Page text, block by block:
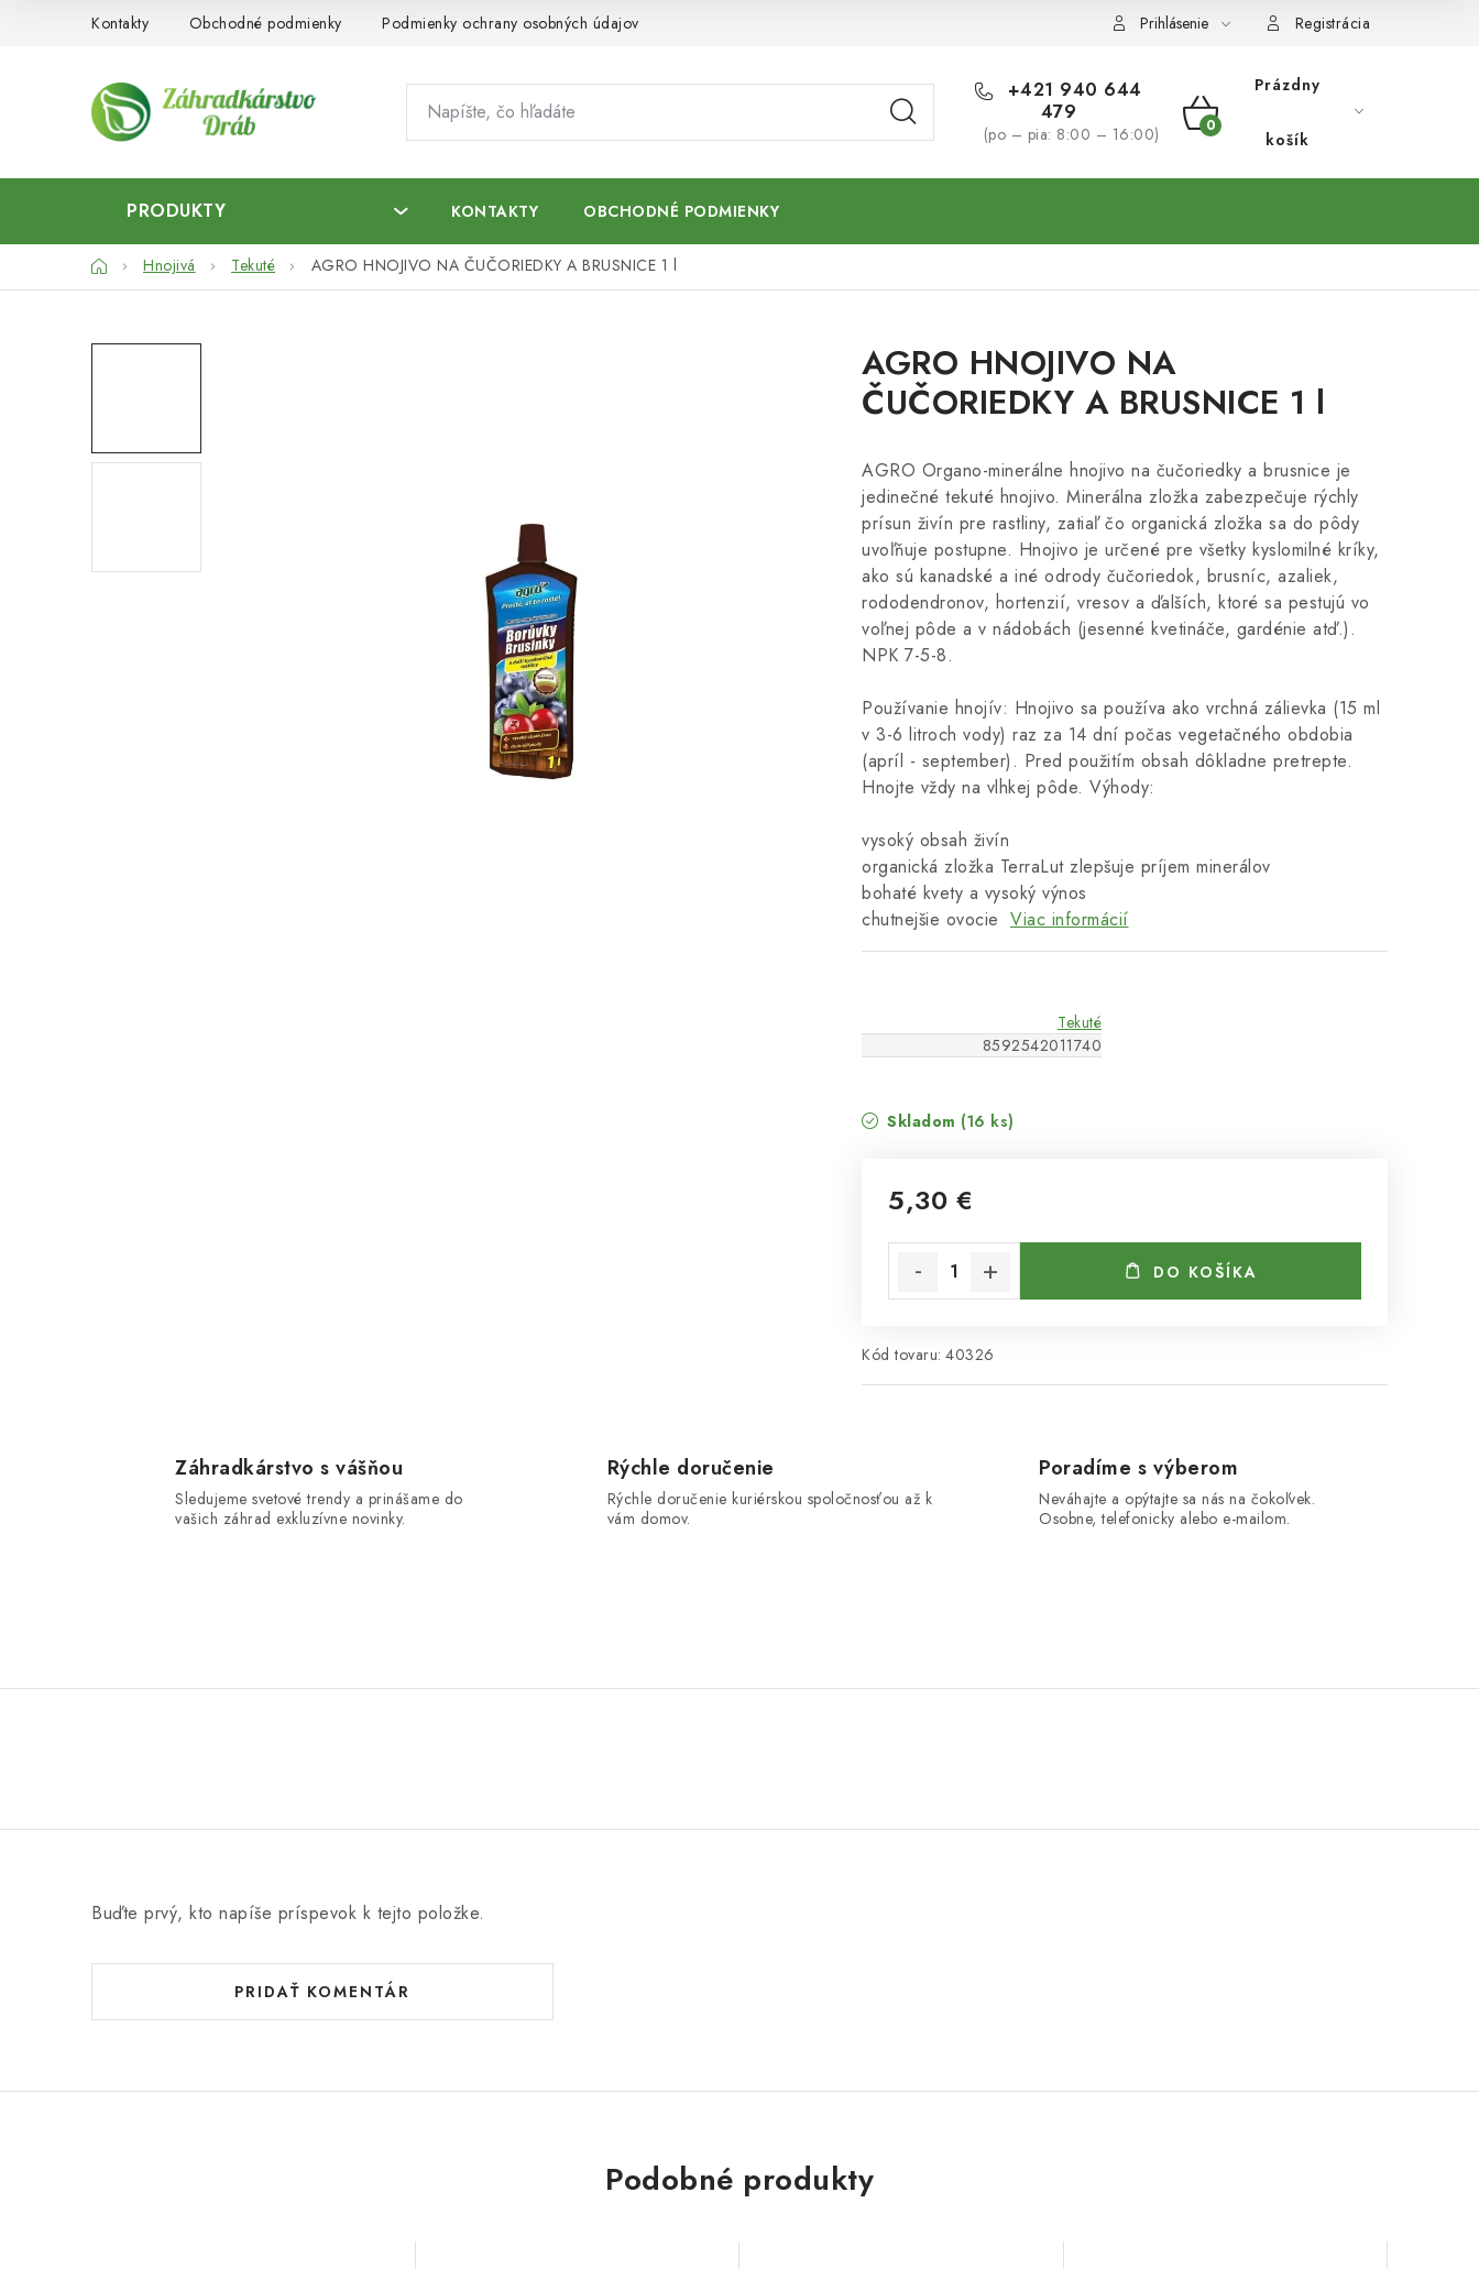
Kontakty Obchodné podmienky Podmienky ochrany osobných údajov Prihlásenie Registrácia
+421 940 644
479
(po – pia: 8:00 – 16:00)
NÁKUPNÝ
Prázdny
košík
PRODUKTY KONTAKTY OBCHODNÉ PODMIENKY
DomovHnojivá Tekuté AGRO HNOJIVO NA ČUČORIEDKY A BRUSNICE 1 l
AGRO HNOJIVO NA
ČUČORIEDKY A BRUSNICE 1 l
AGRO Organo-minerálne hnojivo na čučoriedky a brusnice je
jedinečné tekuté hnojivo. Minerálna zložka zabezpečuje rýchly
prísun živín pre rastliny, zatiaľ čo organická zložka sa do pôdy
uvoľňuje postupne. Hnojivo je určené pre všetky kyslomilné kríky,
ako sú kanadské a iné odrody čučoriedok, brusníc, azaliek,
rododendronov, hortenzií, vresov a ďalších, ktoré sa pestujú vo
voľnej pôde a v nádobách (jesenné kvetináče, gardénie atď.).
NPK 7-5-8.
Používanie hnojív: Hnojivo sa používa ako vrchná zálievka (15 ml
v 3-6 litroch vody) raz za 14 dní počas vegetačného obdobia
(apríl - september). Pred použitím obsah dôkladne pretrepte.
Hnojte vždy na vlhkej pôde. Výhody:
vysoký obsah živín
organická zložka TerraLut zlepšuje príjem minerálov
bohaté kvety a vysoký výnos
chutnejšie ovocie Viac informácií
Tekuté
8592542011740
Skladom (16 ks)
5,30 €
DO KOŠÍKA
Kód tovaru: 40326
Záhradkárstvo s vášňou
Sledujeme svetové trendy a prinášame do
vašich záhrad exkluzívne novinky.
Rýchle doručenie
Rýchle doručenie kuriérskou spoločnosťou až k
vám domov.
Poradíme s výberom
Neváhajte a opýtajte sa nás na čokoľvek.
Osobne, telefonicky alebo e-mailom.
Buďte prvý, kto napíše príspevok k tejto položke.
PRIDAŤ KOMENTÁR
Podobné produkty